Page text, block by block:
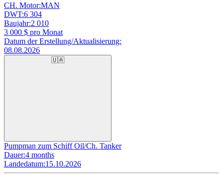
CH. Motor:MAN
DWT:6 304
Baujahr:2 010
3 000 $ pro Monat
Datum der Erstellung/Aktualisierung:
08.08.2026
🇺🇦
Pumpman zum Schiff Oil/Ch. Tanker
Dauer:4 months
Landedatum:15.10.2026